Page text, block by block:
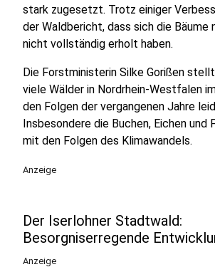
stark zugesetzt. Trotz einiger
der Waldbericht, dass sich die Bäume
nicht vollständig erholt haben.
Die Forstministerin Silke Gorißen
viele Wälder in Nordrhein-Westfalen
den Folgen der vergangenen Jahre
Insbesondere die Buchen, Eichen und
mit den Folgen des Klimawandels.
Anzeige
Der Iserlohner Stadtwald:
Besorgniserregende
Anzeige